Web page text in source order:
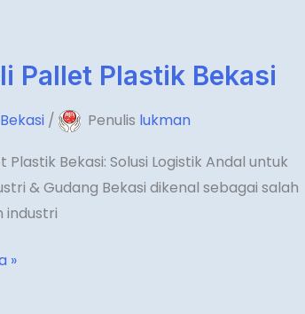
Pallet Plastik Bekasi
/ Penulis lukman
Plastik Bekasi: Solusi Logistik Andal untuk
& Gudang Bekasi dikenal sebagai salah
industri
»